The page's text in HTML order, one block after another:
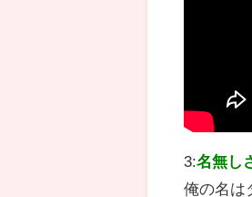
3:名無し
俺の名は